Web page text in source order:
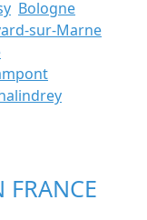
Bologne
sur-Marne
FRANCE